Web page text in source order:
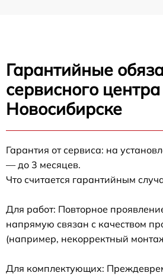
Гарантийные
сервисного
Новосибирске
Гарантия от сервиса: на
— до 3 месяцев.
Что считается гарантийным
Для работ: Повторное
напрямую связан с качеством
(например, некорректный
Для комплектующих: